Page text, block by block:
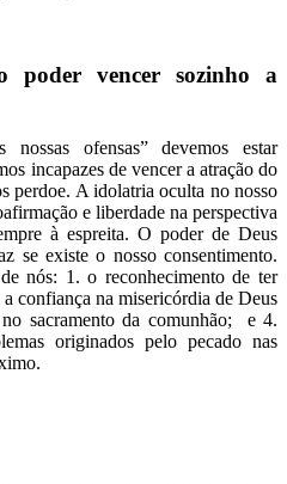
poder vencer sozinho a
nossas ofensas” devemos estar
incapazes de vencer a atração do
perdoe. A idolatria oculta no nosso
e liberdade na perspectiva
à espreita. O poder de Deus
se existe o nosso consentimento.
nós: 1. o reconhecimento de ter
confiança na misericórdia de Deus
sacramento da comunhão; e 4.
originados pelo pecado nas